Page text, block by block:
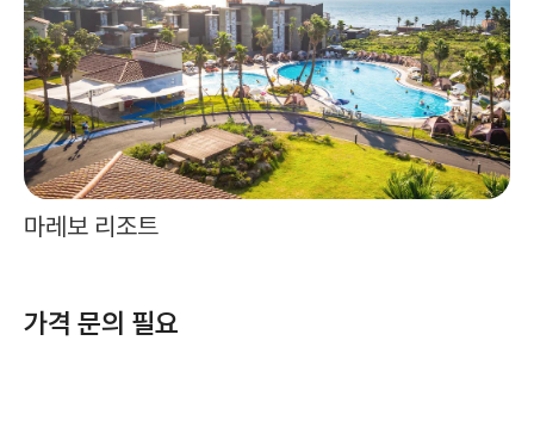
마레보 리조트
가격 문의 필요